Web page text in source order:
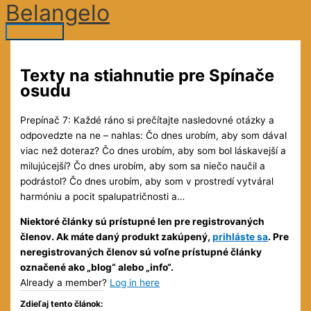
Preskočiť
na
obsah
Belangelo
Hlavné
Texty na stiahnutie pre Spínače
osudu
Prepínač 7: Každé ráno si prečítajte nasledovné otázky a
odpovedzte na ne – nahlas: Čo dnes urobím, aby som dával
viac než doteraz? Čo dnes urobím, aby som bol láskavejší a
milujúcejší? Čo dnes urobím, aby som sa niečo naučil a
podrástol? Čo dnes urobím, aby som v prostredí vytváral
harmóniu a pocit spalupatričnosti a…
Niektoré články sú prístupné len pre registrovaných
členov. Ak máte daný produkt zakúpený,prihláste sa. Pre
neregistrovaných členov sú voľne prístupné články
označené ako „blog“ alebo „info“.
Already a member? Log in here
Zdieľaj tento článok: